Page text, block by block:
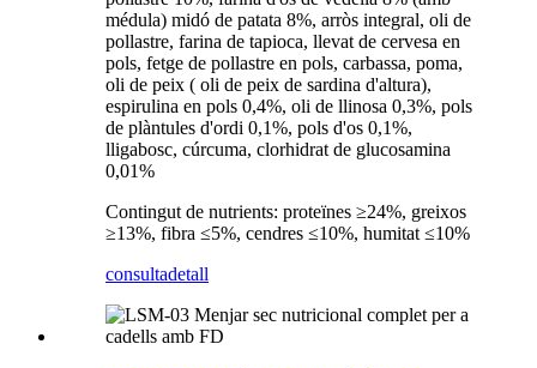
médula) midó de patata 8%, arròs integral, oli de
pollastre, farina de tapioca, llevat de cervesa en
pols, fetge de pollastre en pols, carbassa, poma,
oli de peix ( oli de peix de sardina d'altura),
espirulina en pols 0,4%, oli de llinosa 0,3%, pols
de plàntules d'ordi 0,1%, pols d'os 0,1%,
lligabosc, cúrcuma, clorhidrat de glucosamina
0,01%
Contingut de nutrients: proteïnes ≥24%, greixos
≥13%, fibra ≤5%, cendres ≤10%, humitat ≤10%
consultadetall